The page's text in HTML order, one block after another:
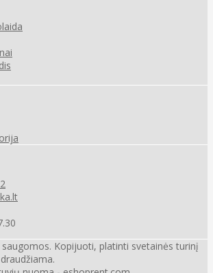
Kopijuoti, platinti svetainės turinį